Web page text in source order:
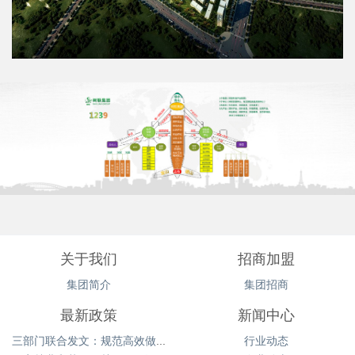
关于我们
集团简介
招商加盟
集团招商
最新政策 新闻中心
行业动态